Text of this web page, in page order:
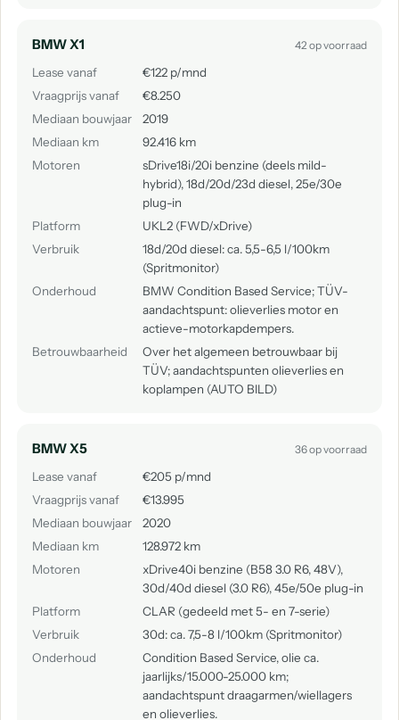
BMW X1 42 op voorraad
Lease vanaf
€122 p/mnd
Vraagprijs vanaf
€8.250
Mediaan bouwjaar
2019
Mediaan km
92.416 km
Motoren
sDrive18i/20i benzine (deels mild-
hybrid), 18d/20d/23d diesel, 25e/30e
plug-in
Platform
UKL2 (FWD/xDrive)
Verbruik
18d/20d diesel: ca. 5,5-6,5 l/100km
(Spritmonitor)
Onderhoud
BMW Condition Based Service; TÜV-
aandachtspunt: olieverlies motor en
actieve-motorkapdempers.
Betrouwbaarheid
Over het algemeen betrouwbaar bij
TÜV; aandachtspunten olieverlies en
koplampen (AUTO BILD)
BMW X5 36 op voorraad
Lease vanaf
€205 p/mnd
Vraagprijs vanaf
€13.995
Mediaan bouwjaar
2020
Mediaan km
128.972 km
Motoren
xDrive40i benzine (B58 3.0 R6, 48V),
30d/40d diesel (3.0 R6), 45e/50e plug-in
Platform
CLAR (gedeeld met 5- en 7-serie)
Verbruik
30d: ca. 7,5-8 l/100km (Spritmonitor)
Onderhoud
Condition Based Service, olie ca.
jaarlijks/15.000-25.000 km;
aandachtspunt draagarmen/wiellagers
en olieverlies.